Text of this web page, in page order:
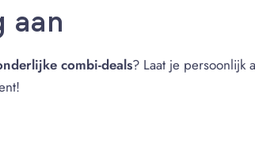
aan
combi-deals? Laat je persoonlijk